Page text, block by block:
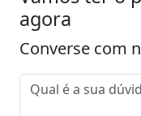
agora
Converse com